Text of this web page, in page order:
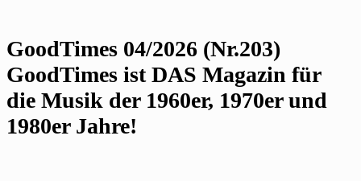
GoodTimes 04/2026 (Nr.203)
GoodTimes ist DAS Magazin für
die Musik der 1960er, 1970er und
1980er Jahre!